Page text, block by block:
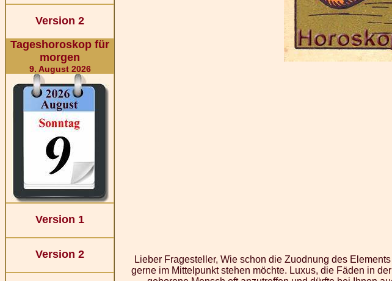
Version 2
Tageshoroskop für
morgen
9. August 2026
Version 1
Version 2
Lieber Fragesteller, Wie schon die Zuodnung des
gerne im Mittelpunkt stehen möchte. Luxus, die Fäden in